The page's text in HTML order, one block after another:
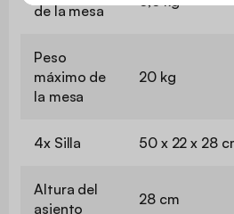
de la mesa
Peso
máximo de
la mesa
20 kg
4x Silla 50 x 22 x 28
Altura del
asiento
28 cm